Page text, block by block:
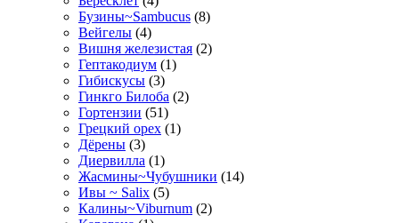
Бузины~Sambucus (8)
Вейгелы (4)
Вишня железистая (2)
Гептакодиум (1)
Гибискусы (3)
Гинкго Билоба (2)
Гортензии (51)
Грецкий орех (1)
Дёрены (3)
Диервилла (1)
Жасмины~Чубушники (14)
Ивы ~ Salix (5)
Калины~Viburnum (2)